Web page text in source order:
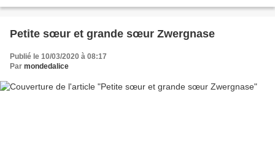
Petite sœur et grande sœur Zwergnase
Publié le 10/03/2020 à 08:17
Par mondedalice